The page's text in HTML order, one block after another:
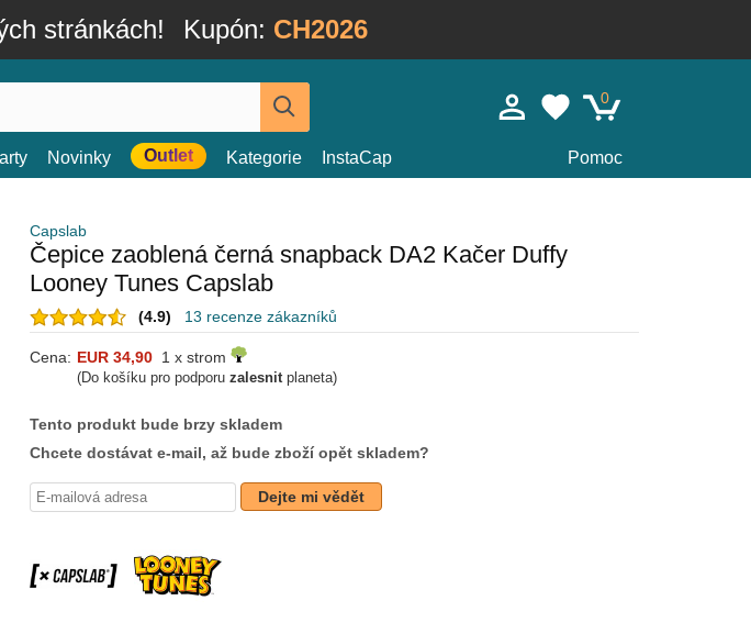
stránkách! Kupón: CH2026
0
Novinky Outlet Kategorie InstaCap Pomoc
Capslab
Čepice zaoblená černá snapback DA2 Kačer Duffy
Looney Tunes Capslab
(4.9) 13 recenze zákazníků
Cena: EUR 34,90 1 x strom
(Do košíku pro podporu zalesnitplaneta)
Tento produkt bude brzy skladem
Chcete dostávat e-mail, až bude zboží opět skladem?
Dejte mi vědět